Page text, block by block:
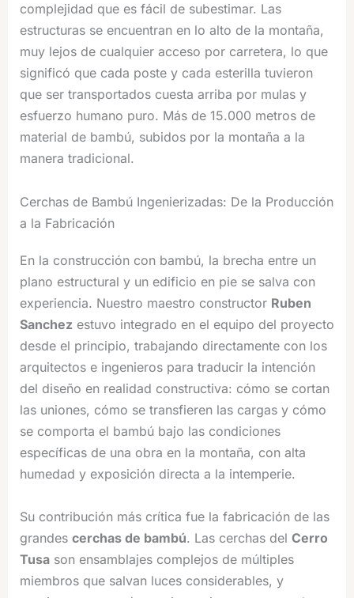
complejidad que es fácil de subestimar. Las
estructuras se encuentran en lo alto de la montaña,
muy lejos de cualquier acceso por carretera, lo que
significó que cada poste y cada esterilla tuvieron
que ser transportados cuesta arriba por mulas y
esfuerzo humano puro. Más de 15.000 metros de
material de bambú, subidos por la montaña a la
manera tradicional.
Cerchas de Bambú Ingenierizadas: De la Producción
a la Fabricación
En la construcción con bambú, la brecha entre un
plano estructural y un edificio en pie se salva con
experiencia. Nuestro maestro constructor Ruben
Sanchez estuvo integrado en el equipo del proyecto
desde el principio, trabajando directamente con los
arquitectos e ingenieros para traducir la intención
del diseño en realidad constructiva: cómo se cortan
las uniones, cómo se transfieren las cargas y cómo
se comporta el bambú bajo las condiciones
específicas de una obra en la montaña, con alta
humedad y exposición directa a la intemperie.
Su contribución más crítica fue la fabricación de las
grandes cerchas de bambú. Las cerchas del Cerro
Tusa son ensamblajes complejos de múltiples
miembros que salvan luces considerables, y